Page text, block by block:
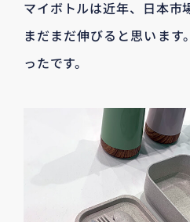
マイボトルは近年、日本市
まだまだ伸びると思います
ったです。